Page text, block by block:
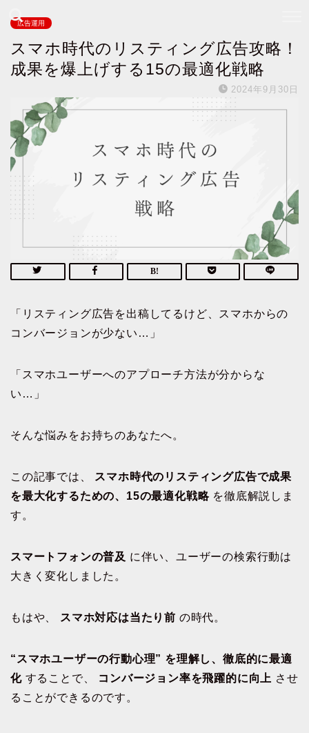
広告運用
スマホ時代のリスティング広告攻略！
成果を爆上げする15の最適化戦略
2024年9月30日
「リスティング広告を出稿してるけど、スマホからの
コンバージョンが少ない…」
「スマホユーザーへのアプローチ方法が分からな
い…」
そんな悩みをお持ちのあなたへ。
この記事では、 スマホ時代のリスティング広告で成果
を最大化するための、15の最適化戦略を徹底解説しま
す。
スマートフォンの普及 に伴い、ユーザーの検索行動は
大きく変化しました。
もはや、 スマホ対応は当たり前 の時代。
“スマホユーザーの行動心理” を理解し、徹底的に最適
化することで、 コンバージョン率を飛躍的に向上 させ
ることができるのです。